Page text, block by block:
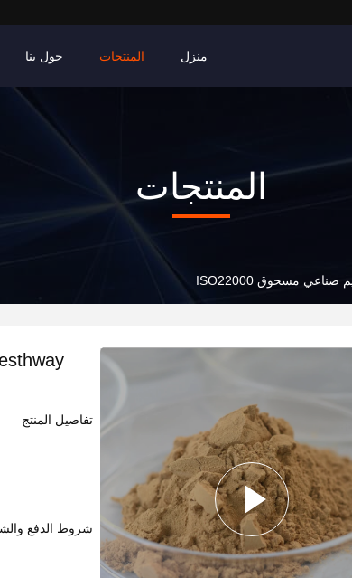
منزل المنتجات حول بنا
المنتجات
تفاصيل المنتج
شروط الدفع